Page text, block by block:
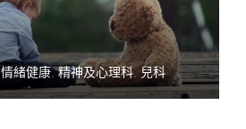
情緒健康,精神及心理科,兒科